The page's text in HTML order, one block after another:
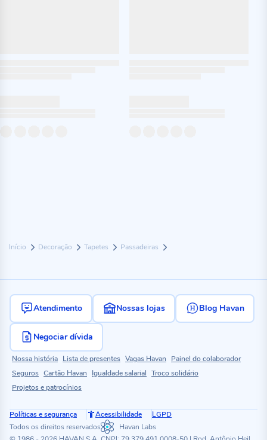
Início Decoração Tapetes Passadeiras
Atendimento Nossas lojas Blog Havan
Negociar dívida
Nossa história Lista de presentes Vagas Havan
Painel do colaborador
Seguros Cartão Havan Igualdade salarial Troco solidário
Projetos e patrocínios
Políticas e segurança Acessibilidade
LGPD
Todos os direitos reservados
Havan Labs